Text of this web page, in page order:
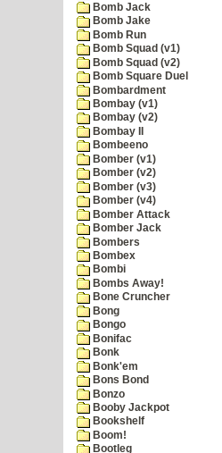
Bomb Jack
Bomb Jake
Bomb Run
Bomb Squad (v1)
Bomb Squad (v2)
Bomb Square Duel
Bombardment
Bombay (v1)
Bombay (v2)
Bombay II
Bombeeno
Bomber (v1)
Bomber (v2)
Bomber (v3)
Bomber (v4)
Bomber Attack
Bomber Jack
Bombers
Bombex
Bombi
Bombs Away!
Bone Cruncher
Bong
Bongo
Bonifac
Bonk
Bonk'em
Bons Bond
Bonzo
Booby Jackpot
Bookshelf
Boom!
Bootleg